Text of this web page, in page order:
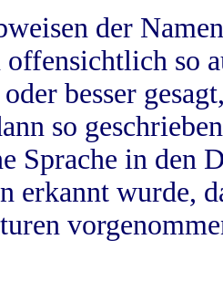
der
so
besser
so
Sprache in
erkannt wurde,